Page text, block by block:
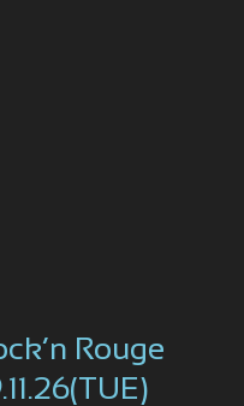
Rouge